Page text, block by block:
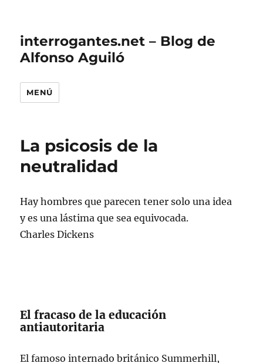
interrogantes.net – Blog de
Alfonso Aguiló
MENÚ
La psicosis de la
neutralidad
Hay hombres que parecen tener solo una idea
y es una lástima que sea equivocada.
Charles Dickens
El fracaso de la educación
antiautoritaria
El famoso internado británico Summerhill,